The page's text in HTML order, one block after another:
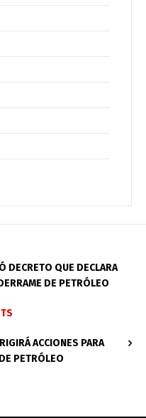
DECRETO QUE DECLARA
DE PETRÓLEO
ACCIONES PARA
PETRÓLEO